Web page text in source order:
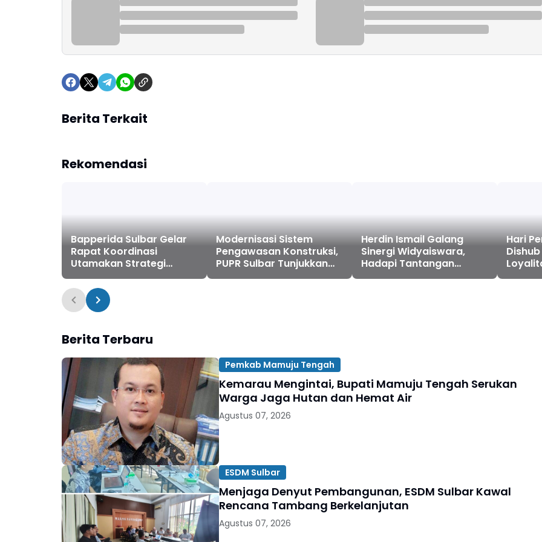
Berita Terkait
Rekomendasi
Bapperida Sulbar Gelar
Rapat Koordinasi
Utamakan Strategi
Pembangunan Berbasis
Hasil
Modernisasi Sistem
Pengawasan Konstruksi,
PUPR Sulbar Tunjukkan
Komitmen Transparansi
Herdin Ismail Galang
Sinergi Widyaiswara,
Hadapi Tantangan
Kapasitas ASN Sulbar
Hari
Dishub
JSM
Berita Terbaru
Pemkab Mamuju Tengah
Kemarau Mengintai, Bupati Mamuju Tengah Serukan
Warga Jaga Hutan dan Hemat Air
Agustus 07, 2026
ESDM Sulbar
Menjaga Denyut Pembangunan, ESDM Sulbar Kawal
Rencana Tambang Berkelanjutan
Agustus 07, 2026